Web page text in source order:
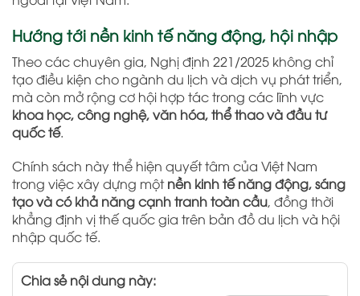
Hướng tới nền kinh tế năng động, hội nhập
Theo các chuyên gia, Nghị định 221/2025 không chỉ
tạo điều kiện cho ngành du lịch và dịch vụ phát triển,
mà còn mở rộng cơ hội hợp tác trong các lĩnh vực
khoa học, công nghệ, văn hóa, thể thao và đầu tư
quốc tế.
Chính sách này thể hiện quyết tâm của Việt Nam
trong việc xây dựng mộtnền kinh tế năng động, sáng
tạo và có khả năng cạnh tranh toàn cầu, đồng thời
khẳng định vị thế quốc gia trên bản đồ du lịch và hội
nhập quốc tế.
Chia sẻ nội dung này: